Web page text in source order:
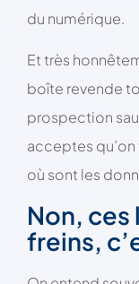
du numérique.
Et très
boîte revende
prospection
acceptes
où sont les
Non, ces
freins,